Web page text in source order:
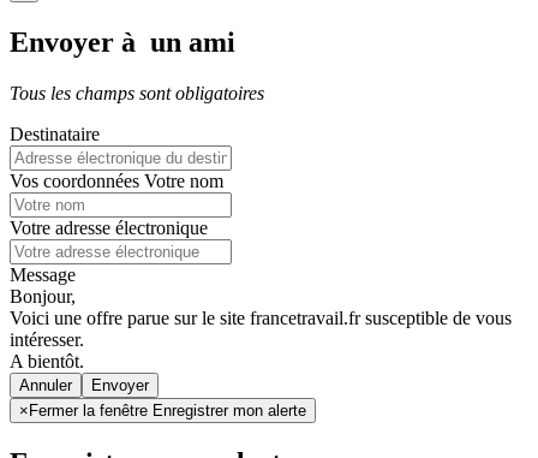
Envoyer à un ami
Tous les champs sont obligatoires
Destinataire
Vos coordonnées Votre nom
Votre adresse électronique
Message
Bonjour,
Voici une offre parue sur le site francetravail.fr susceptible de vous
intéresser.
A bientôt.
Annuler
×Fermer la fenêtre Enregistrer mon alerte